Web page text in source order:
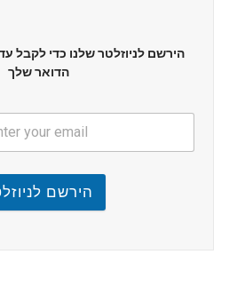
הירשם לניוזלטר שלנו כדי לקבל
הדואר שלך
הירשם